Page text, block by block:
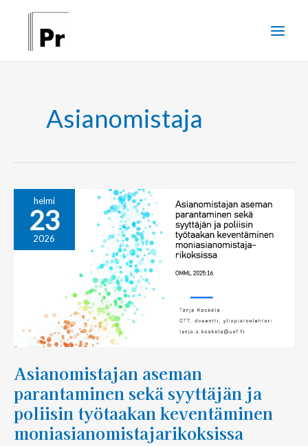
Asianomistaja
helmi
23
2026
Asianomistajan aseman
parantaminen sekä syyttäjän ja
poliisin työtaakan keventäminen
moniasianomistajarikoksissa
Asianomistajan
aseman
parantaminen
sekä
työtaakan
keventäminen
moniasianomistajarikoksissa